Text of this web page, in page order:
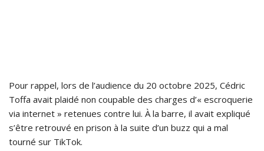
Pour rappel, lors de l’audience du 20 octobre 2025, Cédric
Toffa avait plaidé non coupable des charges d’« escroquerie
via internet » retenues contre lui. À la barre, il avait expliqué
s’être retrouvé en prison à la suite d’un buzz qui a mal
tourné sur TikTok.